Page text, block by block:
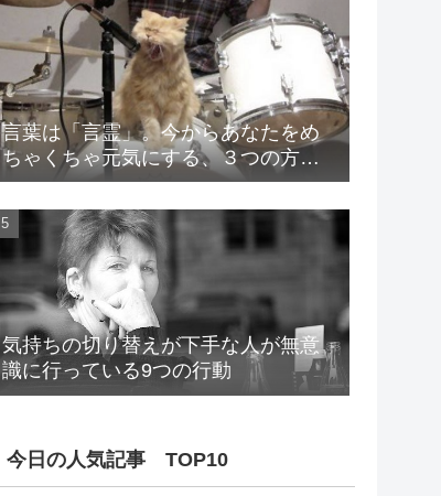
言葉は「言霊」。今からあなたをめ
ちゃくちゃ元気にする、３つの方
法。
気持ちの切り替えが下手な人が無意
識に行っている9つの行動
今日の人気記事 TOP10